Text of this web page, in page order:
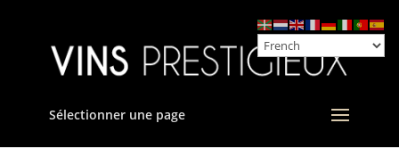
Sélectionner une page